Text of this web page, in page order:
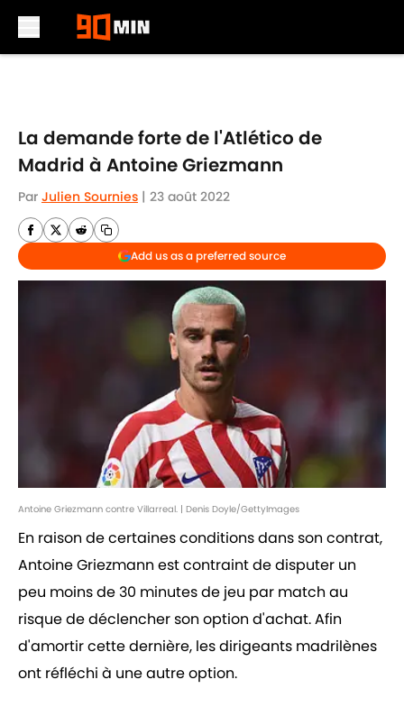
La demande forte de l'Atlético de
Madrid à Antoine Griezmann
Par Julien Sournies | 23 août 2022
Add us as a preferred source
Antoine Griezmann contre Villarreal. | Denis Doyle/GettyImages
En raison de certaines conditions dans son contrat,
Antoine Griezmann est contraint de disputer un
peu moins de 30 minutes de jeu par match au
risque de déclencher son option d'achat. Afin
d'amortir cette dernière, les dirigeants madrilènes
ont réfléchi à une autre option.